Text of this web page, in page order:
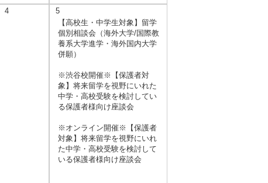
4
5
【高校生・中学生対象】留学
個別相談会（海外大学/国際教
養系大学進学・海外国内大学
併願）
※渋谷校開催※【保護者対
象】将来留学を視野にいれた
中学・高校受験を検討してい
る保護者様向け座談会
※オンライン開催※【保護者
対象】将来留学を視野にいれ
た中学・高校受験を検討して
いる保護者様向け座談会